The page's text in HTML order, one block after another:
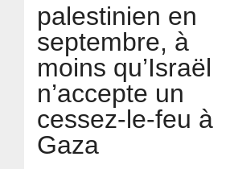
palestinien en
septembre, à
moins qu’Israël
n’accepte un
cessez-le-feu à
Gaza